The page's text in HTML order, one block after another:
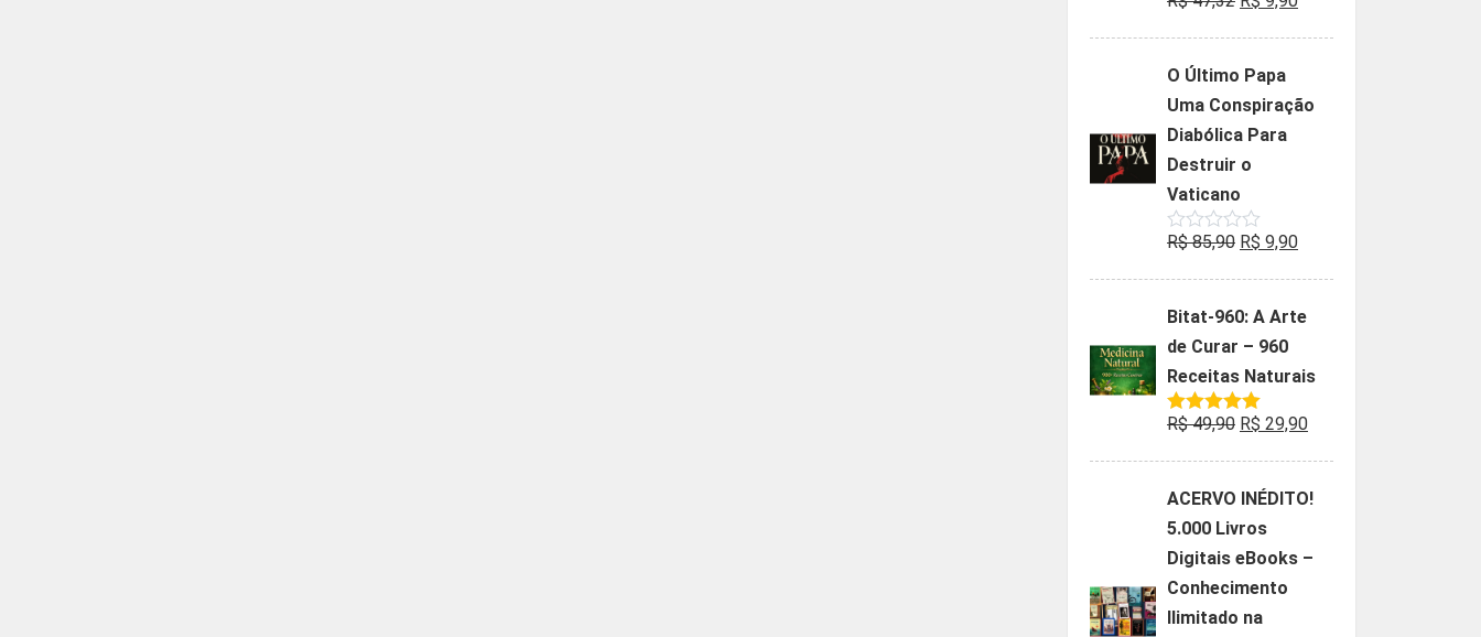
de
era:
R$ 47,32.R$ 9,90.
O Último Papa
Uma Conspiração
Diabólica Para
Destruir o
Vaticano
Avaliação
de
R$85,90 O
era:
R$ 85,90.
R$ 9,90O
é:
Bitat-960: A Arte
de Curar – 960
Receitas Naturais
Avaliação
R$49,90 O
era:
R$ 49,90.
R$ 29,90O
é:
ACERVO INÉDITO!
5.000 Livros
Digitais eBooks –
Conhecimento
Ilimitado na